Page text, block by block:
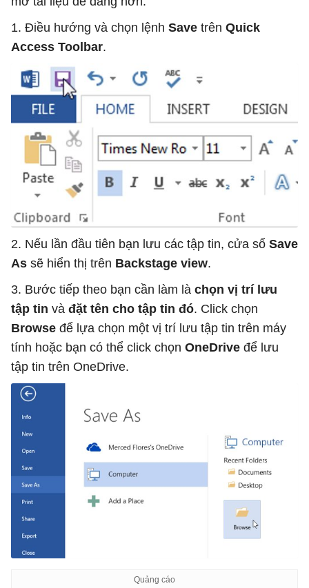
1. Điều hướng và chọn lệnh Save trên Quick
Access Toolbar.
2. Nếu lần đầu tiên bạn lưu các tập tin, cửa sổ Save
As sẽ hiển thị trên Backstage view.
3. Bước tiếp theo bạn cần làm là chọn vị trí lưu
tập tin và đặt tên cho tập tin đó. Click chọn
Browse để lựa chọn một vị trí lưu tập tin trên máy
tính hoặc bạn có thể click chọn OneDrive để lưu
tập tin trên OneDrive.